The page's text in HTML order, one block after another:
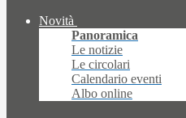
Novità
Panoramica
Le notizie
Le circolari
Calendario eventi
Albo online